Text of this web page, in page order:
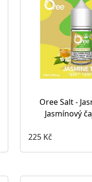
Oree Salt -
Jasmínový
225 Kč